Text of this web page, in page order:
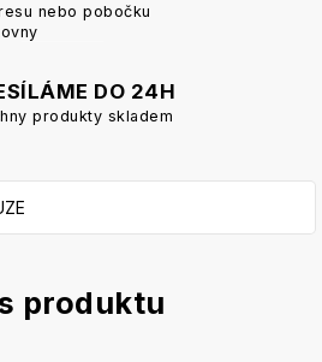
nebo pobočku
DO 24H
produkty skladem
produktu